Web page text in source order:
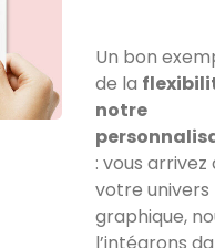
Un bon
de la
notre
: vous arrivez
votre univers
graphique,